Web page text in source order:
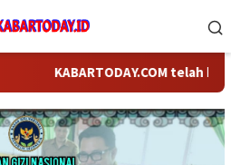
KABARTODAY.COM telah